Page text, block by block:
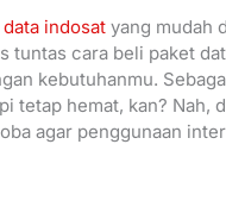
indosat yang mudah
tuntas cara beli paket
kebutuhanmu.
tetap hemat, kan? Nah,
agar penggunaan